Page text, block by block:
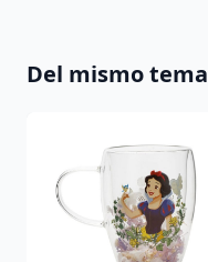
Del mismo tema